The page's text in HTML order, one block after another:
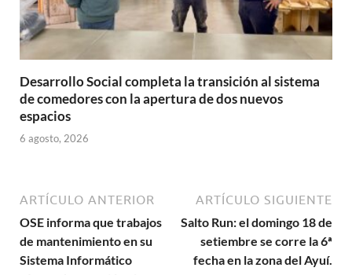
Desarrollo Social completa la transición al sistema
de comedores con la apertura de dos nuevos
espacios
6 agosto, 2026
ARTÍCULO ANTERIOR
OSE informa que trabajos
de mantenimiento en su
Sistema Informático
ARTÍCULO SIGUIENTE
Salto Run: el domingo 18 de
setiembre se corre la 6ª
fecha en la zona del Ayuí.